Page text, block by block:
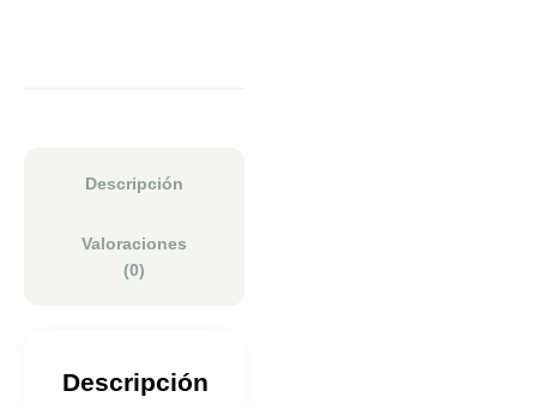
Descripción
Valoraciones
(0)
Descripción